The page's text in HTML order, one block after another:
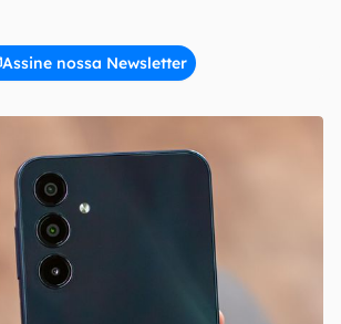
Assine nossa Newsletter
de Privacidade do Canaltech.